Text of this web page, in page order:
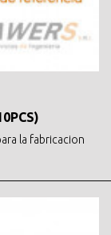
la fabricacion